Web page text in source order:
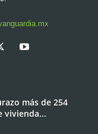
más de 254
vivienda...